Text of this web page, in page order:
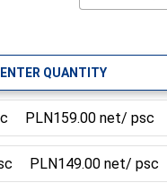
ENTER QUANTITY
PLN159.00 net/ psc
PLN149.00 net/ psc